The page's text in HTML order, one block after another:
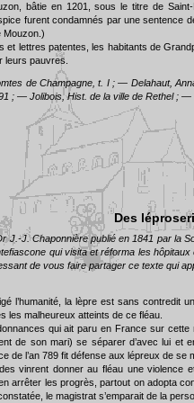
bâtie en 1201, sous le titre de
furent condamnés par une sentence
Mouzon.)
et lettres patentes, les habitants de
leurs pauvres.
de Champagne, t. I ; — Delahaut,
; — Jolibois, Hist. de la ville de Rethel ;
Des
J.-J. Chaponnière publié en 1841 par la
qui visita et réforma les
de vous faire partager ce texte qui
l’humanité, la lèpre est sans contredit
les malheureux atteints de ce fléau.
qui ait paru en France sur
de son mari) se séparer d’avec lui
de l’an 789 fit défense aux lépreux de se
vinrent donner au fléau une violence
arrêter les progrès, partout on adopta
le magistrat s’emparait de la